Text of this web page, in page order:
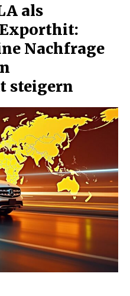
als
Nachfrage
steigern